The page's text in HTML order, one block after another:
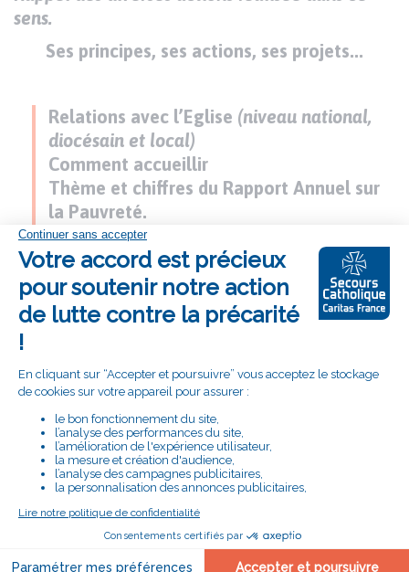
sens.
Ses principes, ses actions, ses projets...
Relations avec l’Eglise (niveau national,
diocésain et local)
Comment accueillir
Thème et chiffres du Rapport Annuel sur
la Pauvreté.
Equipes locales.
Nouvelles implantations.
Diverses activités.
Actions entreprises.
Appel à augmenter leur nombre.
Intervenants :
Jean-Marie (président départemental)
Anne-Sophie (déléguée départementale)